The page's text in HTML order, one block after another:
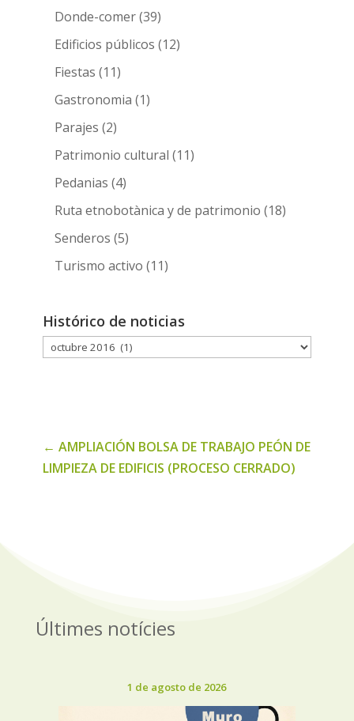
Donde-comer(39)
Edificios públicos (12)
Fiestas (11)
Gastronomia (1)
Parajes (2)
Patrimonio cultural (11)
Pedanias (4)
Ruta etnobotànica y de patrimonio (18)
Senderos (5)
Turismo activo (11)
Histórico de noticias
Histórico
← AMPLIACIÓN BOLSA DE TRABAJO PEÓN DE
LIMPIEZA DE EDIFICIS (PROCESO CERRADO)
Últimes notícies
1 de agosto de 2026